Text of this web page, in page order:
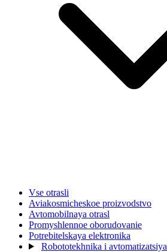
Vse otrasli
Aviakosmicheskoe proizvodstvo
Avtomobilnaya otrasl
Promyshlennoe oborudovanie
Potrebitelskaya elektronika
Robototekhnika i avtomatizatsiya